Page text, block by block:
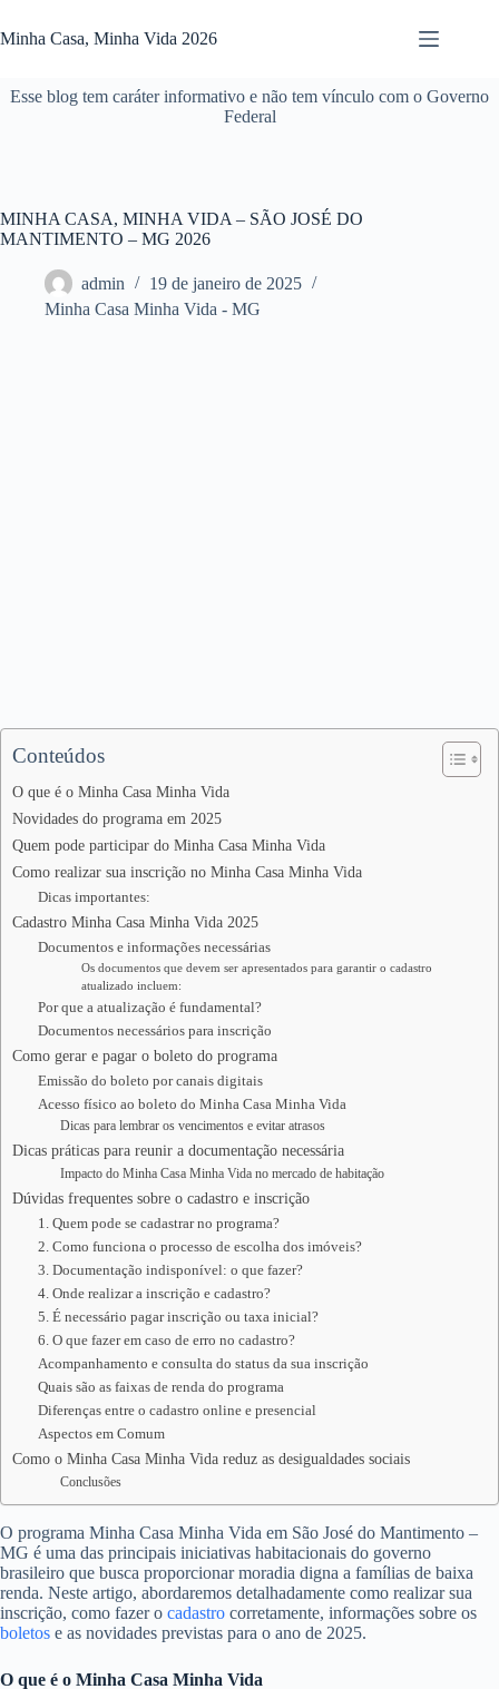
para
o
Minha Casa, Minha Vida 2026
Esse blog tem caráter informativo e não tem vínculo com o Governo
Federal
MINHA CASA, MINHA VIDA – SÃO JOSÉ DO
MANTIMENTO – MG 2026
admin
19 de janeiro de 2025
Minha Casa Minha Vida - MG
Conteúdos
O que é o Minha Casa Minha Vida
Novidades do programa em 2025
Quem pode participar do Minha Casa Minha Vida
Como realizar sua inscrição no Minha Casa Minha Vida
Dicas importantes:
Cadastro Minha Casa Minha Vida 2025
Documentos e informações necessárias
Os documentos que devem ser apresentados para garantir o cadastro
atualizado incluem:
Por que a atualização é fundamental?
Documentos necessários para inscrição
Como gerar e pagar o boleto do programa
Emissão do boleto por canais digitais
Acesso físico ao boleto do Minha Casa Minha Vida
Dicas para lembrar os vencimentos e evitar atrasos
Dicas práticas para reunir a documentação necessária
Impacto do Minha Casa Minha Vida no mercado de habitação
Dúvidas frequentes sobre o cadastro e inscrição
1. Quem pode se cadastrar no programa?
2. Como funciona o processo de escolha dos imóveis?
3. Documentação indisponível: o que fazer?
4. Onde realizar a inscrição e cadastro?
5. É necessário pagar inscrição ou taxa inicial?
6. O que fazer em caso de erro no cadastro?
Acompanhamento e consulta do status da sua inscrição
Quais são as faixas de renda do programa
Diferenças entre o cadastro online e presencial
Aspectos em Comum
Como o Minha Casa Minha Vida reduz as desigualdades sociais
Conclusões
O programa Minha Casa Minha Vida em São José do Mantimento –
MG é uma das principais iniciativas habitacionais do governo
brasileiro que busca proporcionar moradia digna a famílias de baixa
renda. Neste artigo, abordaremos detalhadamente como realizar sua
inscrição, como fazer o cadastro corretamente, informações sobre os
boletos e as novidades previstas para o ano de 2025.
O que é o Minha Casa Minha Vida